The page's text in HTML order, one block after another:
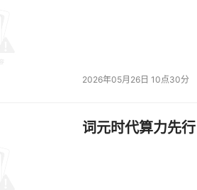
2026年05月26日 10点30分
词元时代算力先